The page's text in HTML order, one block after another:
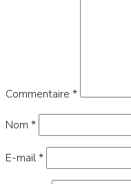
Commentaire *
Nom *
E-mail*